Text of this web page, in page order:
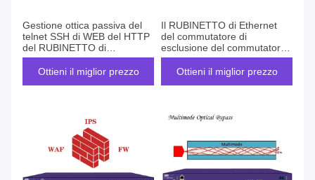
Gestione ottica passiva del
telnet SSH di WEB del HTTP
del RUBINETTO di
esclusione del commutatore
del pacchetto in-linea di
Ottieni il miglior prezzo
Il RUBINETTO di Ethernet
del commutatore di
esclusione del commutatore
di rete individua il pacchetto
di battito cardiaco per
Ottieni il miglior prezzo